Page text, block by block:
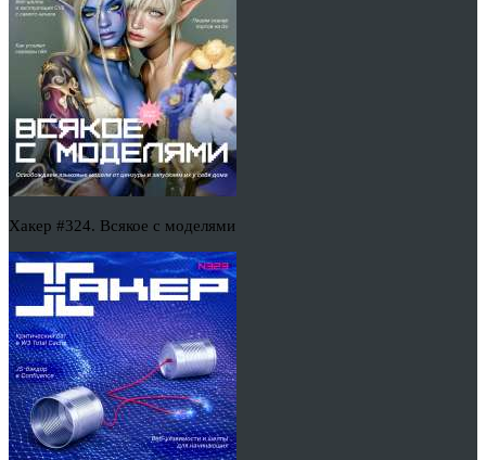
Хакер #324. Всякое с моделями